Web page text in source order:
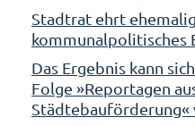
Stadtrat ehrt
kommunalpolitisches
Das Ergebnis kann
Folge »Reportagen